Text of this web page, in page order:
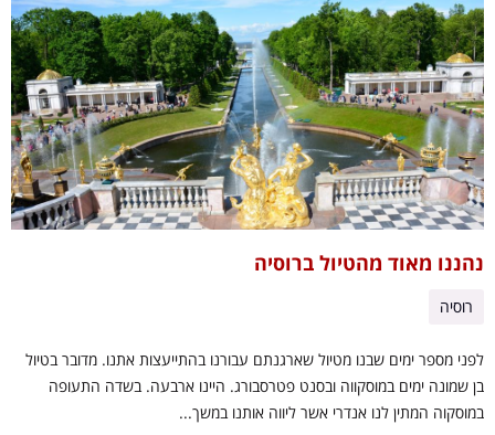
נהננו מאוד מהטיול ברוסיה
רוסיה
לפני מספר ימים שבנו מטיול שארגנתם עבורנו בהתייעצות אתנו. מדובר בטיול
בן שמונה ימים במוסקווה ובסנט פטרסבורג. היינו ארבעה. בשדה התעופה
במוסקוה המתין לנו אנדרי אשר ליווה אותנו במשך...